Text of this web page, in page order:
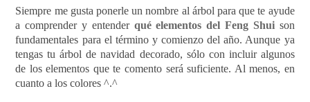
Siempre me gusta ponerle un nombre al árbol para que te ayude
a comprender y entender qué elementos del Feng Shui son
fundamentales para el término y comienzo del año. Aunque ya
tengas tu árbol de navidad decorado, sólo con incluir algunos
de los elementos que te comento será suficiente. Al menos, en
cuanto a los colores ^.^